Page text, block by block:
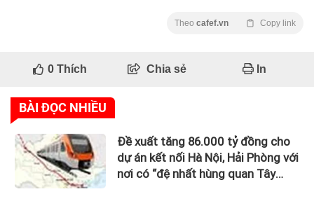
Theo cafef.vn Copy link
0Thích Chia sẻ In
BÀI ĐỌC NHIỀU
Đề xuất tăng 86.000 tỷ đồng cho
dự án kết nối Hà Nội, Hải Phòng với
nơi có “đệ nhất hùng quan Tây